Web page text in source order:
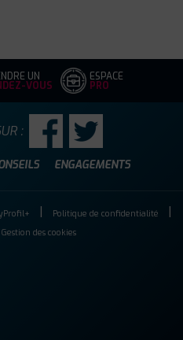
UN
VOUS
ESPACE
PRO
ENGAGEMENTS
:
Politique de confidentialité
Gestion des cookies